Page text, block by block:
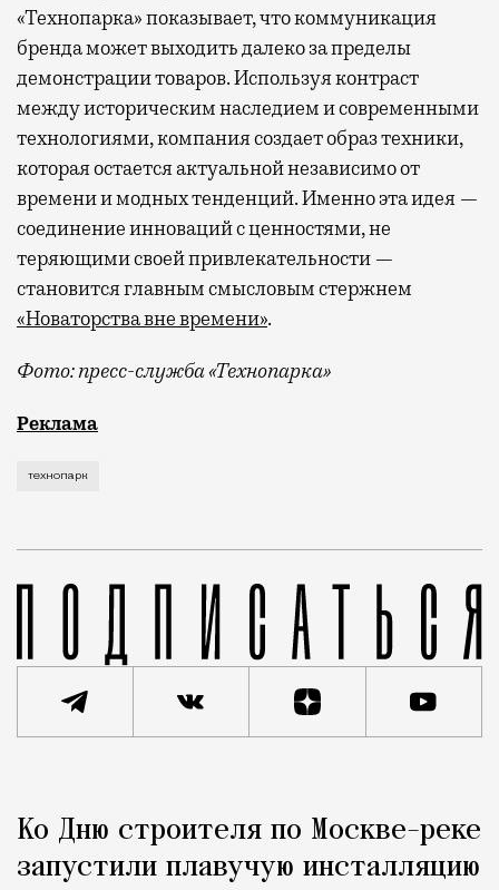
«Технопарка» показывает, что коммуникация
бренда может выходить далеко за пределы
демонстрации товаров. Используя контраст
между историческим наследием и современными
технологиями, компания создает образ техники,
которая остается актуальной независимо от
времени и модных тенденций. Именно эта идея —
соединение инноваций с ценностями, не
теряющими своей привлекательности —
становится главным смысловым стержнем
«Новаторства вне времени».
Фото: пресс-служба «Технопарка»
Рекламные кампании техники редко выходят за
Реклама
технопарк
Город
Ко Дню строителя по Москве-реке
запустили плавучую инсталляцию